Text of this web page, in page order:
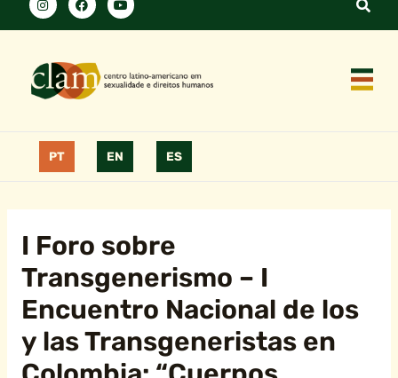
PT EN ES
I Foro sobre
Transgenerismo – I
Encuentro Nacional de los
y las Transgeneristas en